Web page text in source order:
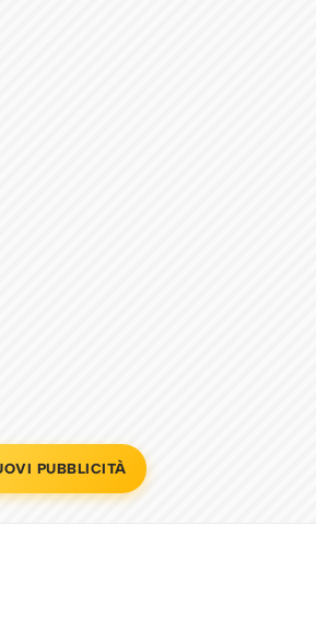
PUBBLICITÀ